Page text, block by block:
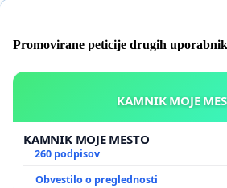
Promovirane peticije drugih
KAMNIK
KAMNIK MOJE MESTO
260 podpisov
Obvestilo o preglednosti